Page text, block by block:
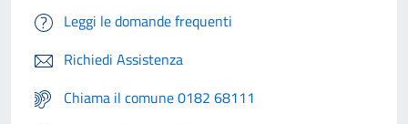
Leggi le domande frequenti
Richiedi Assistenza
Chiama il comune 0182 68111